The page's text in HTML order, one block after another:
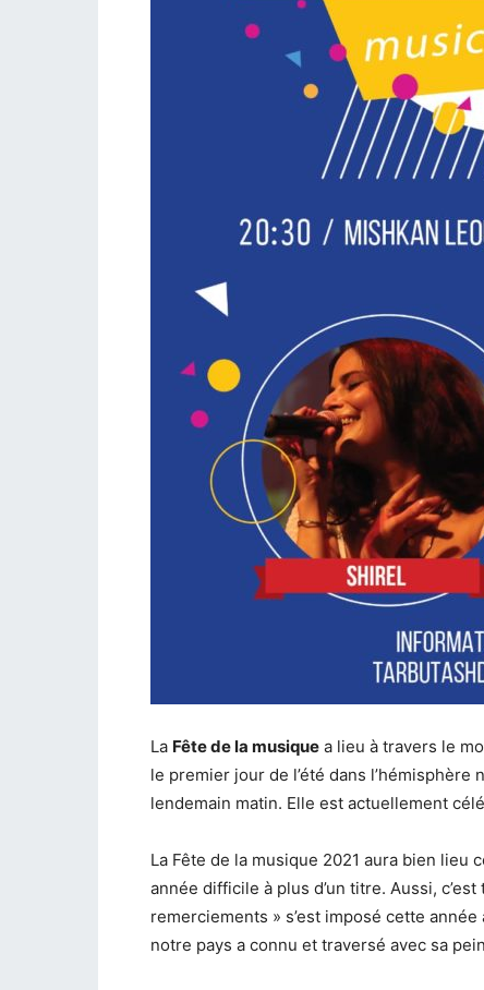
La Fête de la musique a lieu à travers le
le premier jour de l’été dans
lendemain matin. Elle est actuellement
La Fête de la musique 2021 aura bien lieu
année difficile à plus d’un titre. Aussi,
remerciements » s’est imposé cette
notre pays a connu et traversé avec sa